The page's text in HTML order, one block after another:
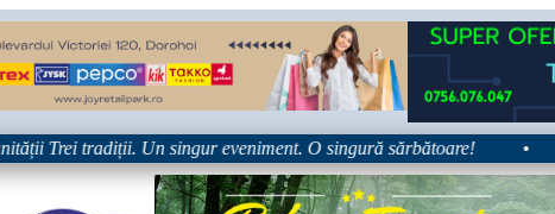
tradiții. Un singur eveniment. O singură sărbătoare! •